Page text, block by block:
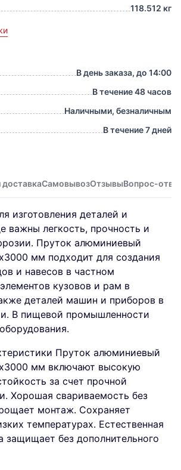
118.512 кг
В день заказа, до 14:00
В течение 48 часов
Наличными, безналичным
В течение 7 дней
СамовывозОтзывыВопрос-
изготовления деталей и
важны легкость, прочность и
Пруток алюминиевый
мм подходит для создания
и навесов в частном
кузовов и рам в
деталей машин и приборов в
В пищевой промышленности
Пруток алюминиевый
мм включают высокую
за счет прочной
Хорошая свариваемость без
монтаж. Сохраняет
температурах. Естественная
защищает без дополнительного